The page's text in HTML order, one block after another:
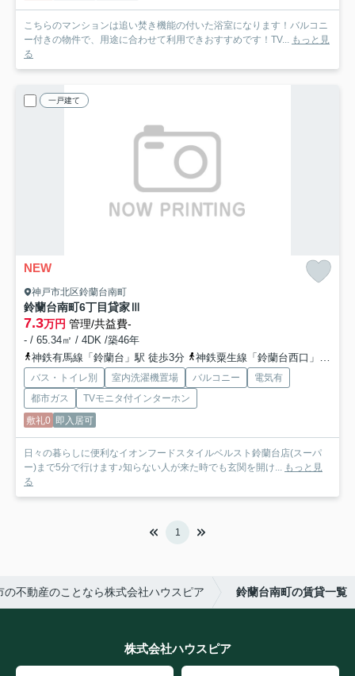
こちらのマンションは追い焚き機能の付いた浴室になります！バルコニ
ー付きの物件で、用途に合わせて利用できおすすめです！TV... もっと見
る
一戸建て
NEW
神戸市北区鈴蘭台南町
鈴蘭台南町6丁目貸家Ⅲ
7.3万円 管理/共益費-
- / 65.34㎡ / 4DK /築46年
神鉄有馬線「鈴蘭台」駅 徒歩3分
神鉄粟生線「鈴蘭台西口」駅 徒歩8分
バス・トイレ別 室内洗濯機置場 バルコニー
電気有
都市ガス
TVモニタ付インターホン
敷礼0 即入居可
日々の暮らしに便利なイオンフードスタイルベルスト鈴蘭台店(スーパ
ー)まで5分で行けます♪知らない人が来た時でも玄関を開け... もっと見
る
1
の不動産のことなら株式会社ハウスピア 鈴蘭台南町の賃貸一覧
株式会社ハウスピア